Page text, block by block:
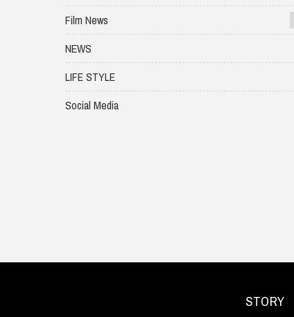
Film News
NEWS
LIFE STYLE
Social Media
STORY